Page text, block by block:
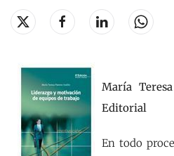
María
Editorial
En todo